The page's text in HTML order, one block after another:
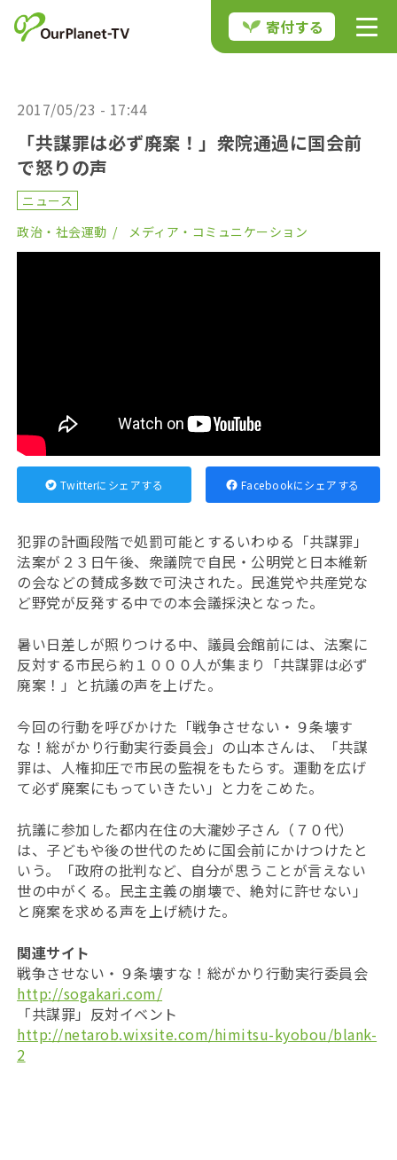
寄付する
2017/05/23 - 17:44
「共謀罪は必ず廃案！」衆院通過に国会前
で怒りの声
ニュース
政治・社会運動
メディア・コミュニケーション
Twitterにシェアする Facebookにシェアする
犯罪の計画段階で処罰可能とするいわゆる「共謀罪」
法案が２３日午後、衆議院で自民・公明党と日本維新
の会などの賛成多数で可決された。民進党や共産党な
ど野党が反発する中での本会議採決となった。
暑い日差しが照りつける中、議員会館前には、法案に
反対する市民ら約１０００人が集まり「共謀罪は必ず
廃案！」と抗議の声を上げた。
今回の行動を呼びかけた「戦争させない・９条壊す
な！総がかり行動実行委員会」の山本さんは、「共謀
罪は、人権抑圧で市民の監視をもたらす。運動を広げ
て必ず廃案にもっていきたい」と力をこめた。
抗議に参加した都内在住の大瀧妙子さん（７０代）
は、子どもや後の世代のために国会前にかけつけたと
いう。「政府の批判など、自分が思うことが言えない
世の中がくる。民主主義の崩壊で、絶対に許せない」
と廃案を求める声を上げ続けた。
関連サイト
戦争させない・９条壊すな！総がかり行動実行委員会
http://sogakari.com/
「共謀罪」反対イベント
http://netarob.wixsite.com/himitsu-kyobou/blank-
2